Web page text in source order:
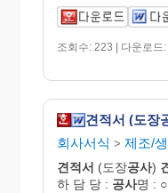
조회수: 223 | 다운로드
견적서 (도장
회사서식 > 제조/
견적서 (도장공사)
하 담 당 : 공사명 :